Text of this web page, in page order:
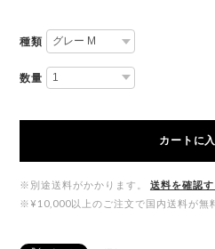
種類
数量
カートに
※別途送料がかかります。
送料を確認す
※¥10,000以上のご注文で国内送料が無